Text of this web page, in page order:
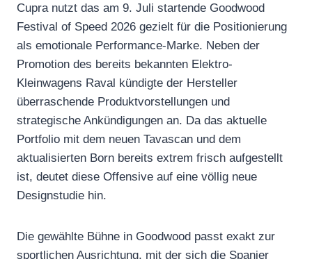
Cupra nutzt das am 9. Juli startende Goodwood
Festival of Speed 2026 gezielt für die Positionierung
als emotionale Performance-Marke. Neben der
Promotion des bereits bekannten Elektro-
Kleinwagens Raval kündigte der Hersteller
überraschende Produktvorstellungen und
strategische Ankündigungen an. Da das aktuelle
Portfolio mit dem neuen Tavascan und dem
aktualisierten Born bereits extrem frisch aufgestellt
ist, deutet diese Offensive auf eine völlig neue
Designstudie hin.
Die gewählte Bühne in Goodwood passt exakt zur
sportlichen Ausrichtung, mit der sich die Spanier